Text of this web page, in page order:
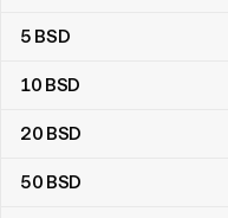
5 BSD
10 BSD
20 BSD
50 BSD